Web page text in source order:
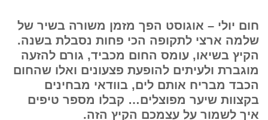
חום יולי – אוגוסט הפך מזמן משורה בשיר של
שלמה ארצי לתקופה הכי פחות נסבלת בשנה.
הקיץ בשיאו, עומס החום מכביד, גורם להזעה
מוגברת ולעיתים להופעת פצעונים ואלו שהחום
הכבד מבריח אותם לים, בוודאי מבחינים
בקצוות שיער מפוצלים… קבלו מספר טיפים
איך לשמור על עצמכם הקיץ הזה.